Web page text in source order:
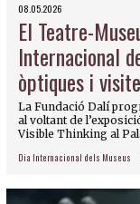
08.05.2026
El Teatre-
Internacional
òptiques i
La Fundació Dalí
al voltant de
Visible Thinking al
Dia Internacional dels Museus